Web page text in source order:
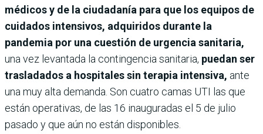
médicos y de la ciudadanía para que los equipos de
cuidados intensivos, adquiridos durante la
pandemia por una cuestión de urgencia sanitaria,
una vez levantada la contingencia sanitaria, puedan ser
trasladados a hospitales sin terapia intensiva, ante
una muy alta demanda. Son cuatro camas UTI las que
están operativas, de las 16 inauguradas el 5 de julio
pasado y que aún no están disponibles.